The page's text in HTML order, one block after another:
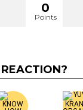
0
Points